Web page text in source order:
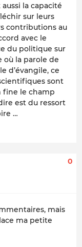
la capacité
sur leurs
contributions au
avec le
du politique sur
où la parole de
d’évangile, ce
sont
fine le champ
est du ressort
…
0
mais
ma petite